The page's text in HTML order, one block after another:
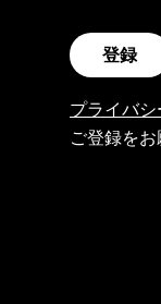
登録
プライバ
ご登録をお